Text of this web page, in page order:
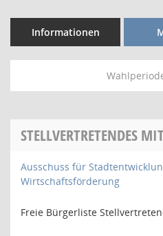
Informationen
STELLVERTRETENDES
Ausschuss für
Wirtschaftsförderung
Freie Bürgerliste